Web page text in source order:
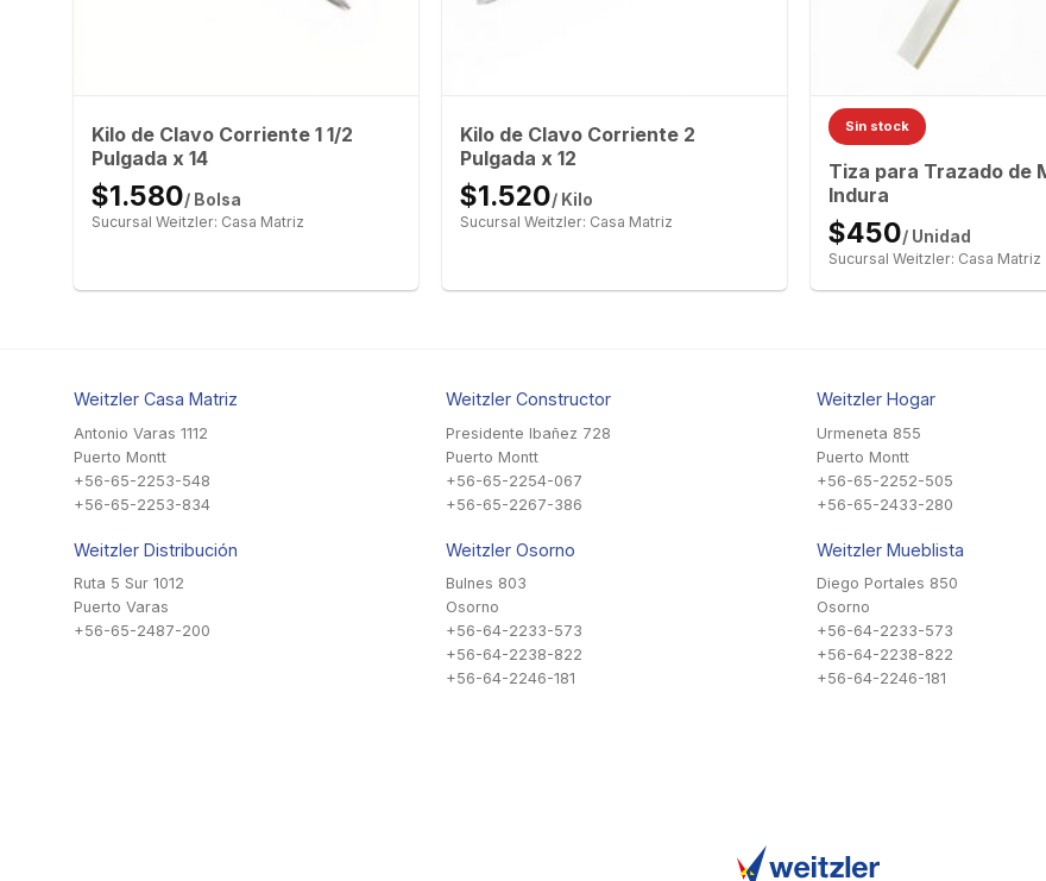
Kilo de Clavo Corriente 1 1/2
Pulgada x 14
$1.580/ Bolsa
Sucursal Weitzler: Casa Matriz
Kilo de Clavo Corriente 2
Pulgada x 12
$1.520/ Kilo
Sucursal Weitzler: Casa Matriz
Sin stock
Tiza para Trazado de
Indura
$450/ Unidad
Sucursal Weitzler: Casa Matriz
Weitzler Casa Matriz
Antonio Varas 1112
Puerto Montt
+56-65-2253-548
+56-65-2253-834
Weitzler Distribución
Ruta 5 Sur 1012
Puerto Varas
+56-65-2487-200
Weitzler Constructor
Presidente Ibañez 728
Puerto Montt
+56-65-2254-067
+56-65-2267-386
Weitzler Osorno
Bulnes 803
Osorno
+56-64-2233-573
+56-64-2238-822
+56-64-2246-181
Weitzler Hogar
Urmeneta 855
Puerto Montt
+56-65-2252-505
+56-65-2433-280
Weitzler Mueblista
Diego Portales 850
Osorno
+56-64-2233-573
+56-64-2238-822
+56-64-2246-181